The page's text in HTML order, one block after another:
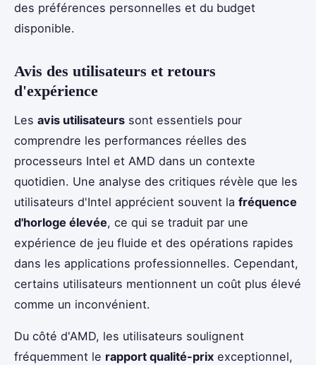
des préférences personnelles et du budget
disponible.
Avis des utilisateurs et retours
d'expérience
Les avis utilisateurs sont essentiels pour
comprendre les performances réelles des
processeurs Intel et AMD dans un contexte
quotidien. Une analyse des critiques révèle que les
utilisateurs d'Intel apprécient souvent la fréquence
d'horloge élevée, ce qui se traduit par une
expérience de jeu fluide et des opérations rapides
dans les applications professionnelles. Cependant,
certains utilisateurs mentionnent un coût plus élevé
comme un inconvénient.
Du côté d'AMD, les utilisateurs soulignent
fréquemment le rapport qualité-prix exceptionnel,